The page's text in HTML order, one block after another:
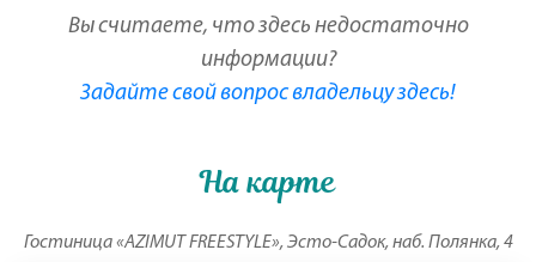
Вы считаете, что здесь недостаточно
информации?
Задайте свой вопрос владельцу здесь!
На карте
Гостиница «AZIMUT FREESTYLE», Эсто-Садок, наб. Полянка, 4